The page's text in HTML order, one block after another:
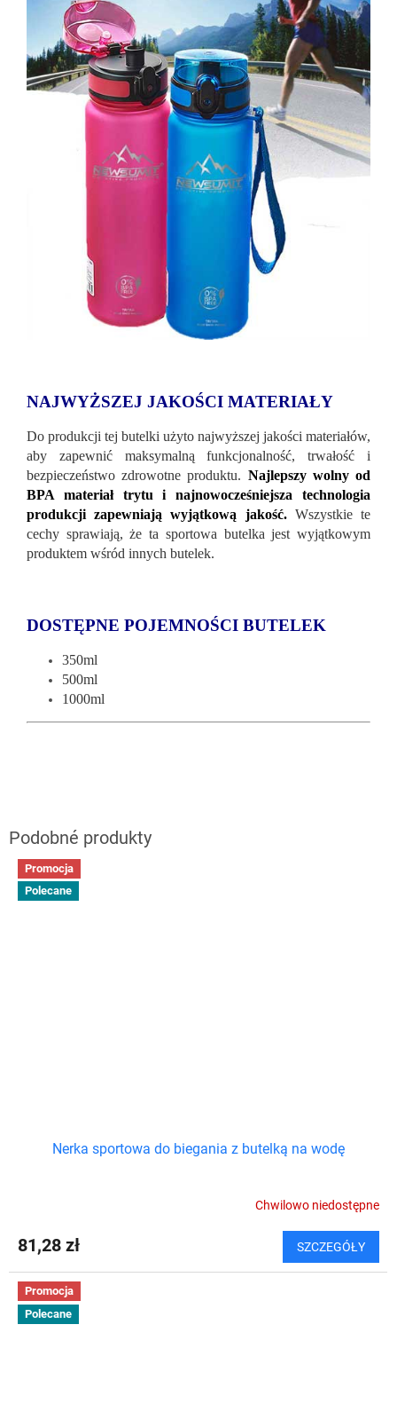
NAJWYŻSZEJ JAKOŚCI MATERIAŁY
Do produkcji tej butelki użyto najwyższej jakości materiałów,
aby zapewnić maksymalną funkcjonalność, trwałość i
bezpieczeństwo zdrowotne produktu. Najlepszy wolny od
BPA materiał trytu i najnowocześniejsza technologia
produkcji zapewniają wyjątkową jakość.Wszystkie te
cechy sprawiają, że ta sportowa butelka jest wyjątkowym
produktem wśród innych butelek.
DOSTĘPNE POJEMNOŚCI BUTELEK
350ml
500ml
1000ml
Promocja
Polecane
Nerka sportowa do biegania z butelką na wodę
Chwilowo niedostępne
81,28 zł SZCZEGÓŁY
Promocja
Polecane